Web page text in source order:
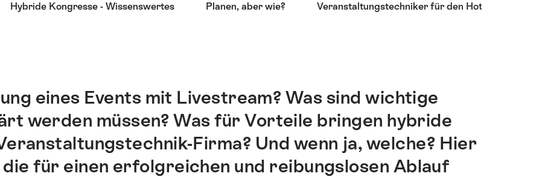
Hybride Kongresse - Wissenswertes Planen, aber wie? Veranstaltungstechniker für den Hotelbereich
eines Events mit Livestream? Was sind wichtige
werden müssen? Was für Vorteile bringen hybride
Firma? Und wenn ja, welche? Hier
für einen erfolgreichen und reibungslosen Ablauf